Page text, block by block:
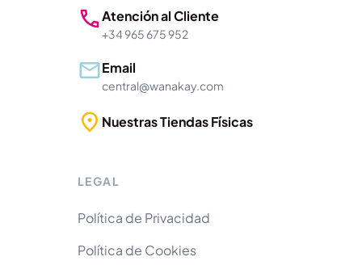
Atención al Cliente
+34 965 675 952
Email
central@wanakay.com
Nuestras Tiendas Físicas
LEGAL
Política de Privacidad
Política de Cookies